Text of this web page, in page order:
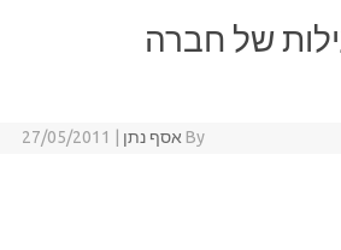
של חברה
By אסף נתן 27/05/2011